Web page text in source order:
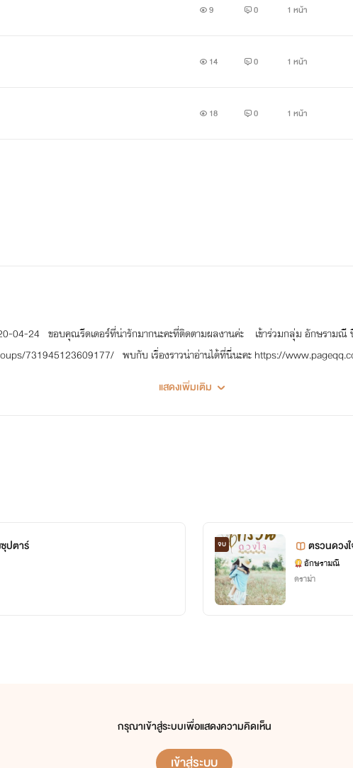
9 0 1 หน้า
14 0 1 หน้า
18 0 1 หน้า
04-24 ขอบคุณรีดเดอร์ที่น่ารักมากนะคะที่ติดตามผลงานค่ะ เข้าร่วมกลุ่ม อักษรามณี
731945123609177/ พบกับ เรื่องราวน่าอ่านได้ที่นี่นะคะ https://
สนใจ ฝากรีดเดอร์ที่น่ารักเข้าไปโวตและแชร์ได้เลยค่ะ -
แสดงเพิ่มเติม
ปตาร์ จบ ตรวนดวง
อักษรามณี
ดราม่า
กรุณาเข้าสู่ระบบเพื่อแสดงความคิดเห็น
เข้าสู่ระบบ